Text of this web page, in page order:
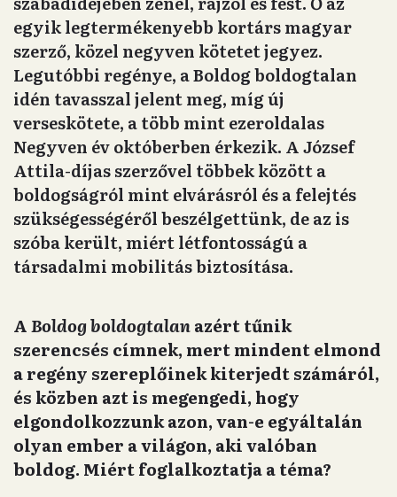
egyik legtermékenyebb kortárs magyar
szerző, közel negyven kötetet jegyez.
Legutóbbi regénye, a Boldog boldogtalan
idén tavasszal jelent meg, míg új
verseskötete, a több mint ezeroldalas
Negyven év októberben érkezik. A József
Attila-díjas szerzővel többek között a
boldogságról mint elvárásról és a felejtés
szükségességéről beszélgettünk, de az is
szóba került, miért létfontosságú a
társadalmi mobilitás biztosítása.
ABoldog boldogtalanazért tűnik
szerencsés címnek, mert mindent elmond
a regény szereplőinek kiterjedt számáról,
és közben azt is megengedi, hogy
elgondolkozzunk azon, van-e egyáltalán
olyan ember a világon, aki valóban
boldog. Miért foglalkoztatja a téma?